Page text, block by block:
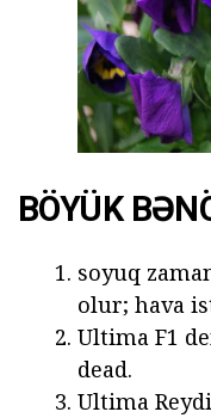
BÖYÜK
soyuq
olur; hava
Ultima F1
dead.
Ultima